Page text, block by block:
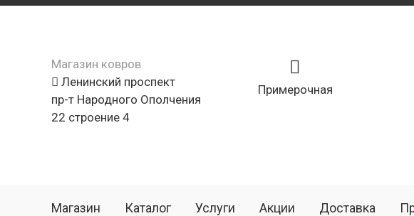
Магазин ковров
Ленинский проспект
пр-т Народного Ополчения
22 строение 4
Примерочная
Магазин Каталог Услуги Акции Доставка